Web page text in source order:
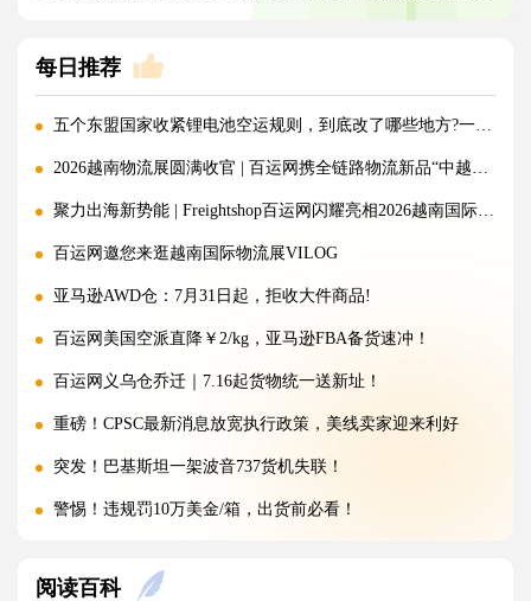
每日推荐
五个东盟国家收紧锂电池空运规则，到底改了哪些地方?一文讲清!
2026越南物流展圆满收官 | 百运网携全链路物流新品“中越美专线”强势出圈！
聚力出海新势能 | Freightshop百运网闪耀亮相2026越南国际物流展
百运网邀您来逛越南国际物流展VILOG
亚马逊AWD仓：7月31日起，拒收大件商品!
百运网美国空派直降￥2/kg，亚马逊FBA备货速冲！
百运网义乌仓乔迁｜7.16起货物统一送新址！
重磅！CPSC最新消息放宽执行政策，美线卖家迎来利好
突发！巴基斯坦一架波音737货机失联！
警惕！违规罚10万美金/箱，出货前必看！
警报!美国海关连发四道“封杀令”，你的货还能顺利进美国吗?
阅读百科